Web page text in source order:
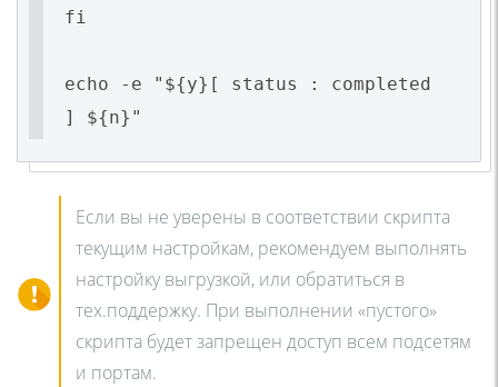
fi
echo -e "${y}[ status : completed
] ${n}"
Если вы не уверены в соответствии скрипта
текущим настройкам, рекомендуем выполнять
настройку выгрузкой, или обратиться в
тех.поддержку. При выполнении «пустого»
скрипта будет запрещен доступ всем подсетям
и портам.